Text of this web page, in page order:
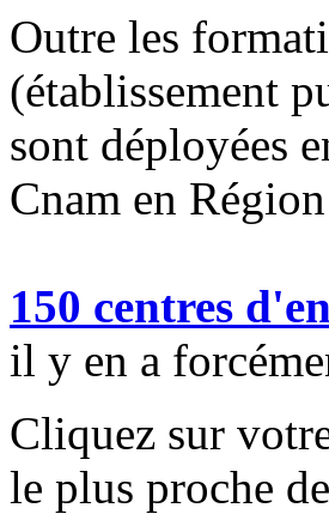
Outre les
(établissement
sont déployées
Cnam en
150 centres
il y en a
Cliquez sur
le plus proche